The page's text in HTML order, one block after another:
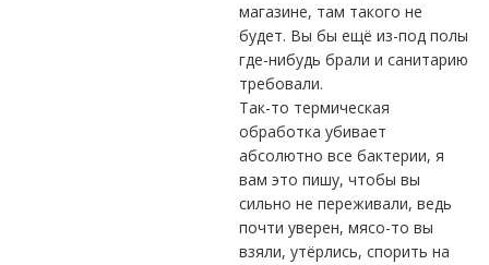
магазине, там такого не
будет. Вы бы ещё из-под полы
где-нибудь брали и санитарию
требовали.
Так-то термическая
обработка убивает
абсолютно все бактерии, я
вам это пишу, чтобы вы
сильно не переживали, ведь
почти уверен, мясо-то вы
взяли, утёрлись, спорить на